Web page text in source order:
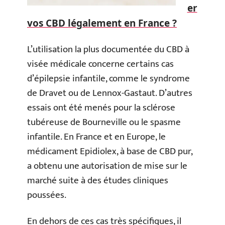
er
vos CBD légalement en France ?
L’utilisation la plus documentée du CBD à
visée médicale concerne certains cas
d’épilepsie infantile, comme le syndrome
de Dravet ou de Lennox-Gastaut. D’autres
essais ont été menés pour la sclérose
tubéreuse de Bourneville ou le spasme
infantile. En France et en Europe, le
médicament Epidiolex, à base de CBD pur,
a obtenu une autorisation de mise sur le
marché suite à des études cliniques
poussées.
En dehors de ces cas très spécifiques, il